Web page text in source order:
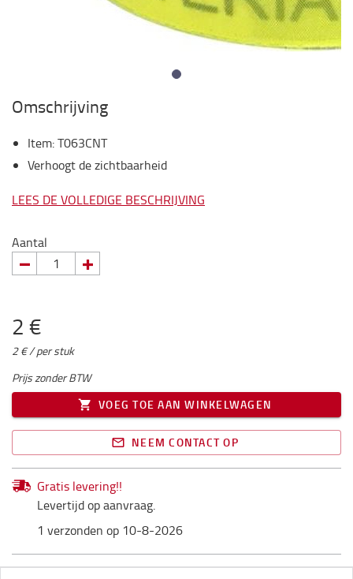
Omschrijving
Item:T063CNT
Verhoogt de zichtbaarheid
LEES DE VOLLEDIGE BESCHRIJVING
Aantal
2 €
2 € / per stuk
Prijs zonder BTW
VOEG TOE AAN WINKELWAGEN
NEEM CONTACT OP
Gratis levering!!
Levertijd op aanvraag.
1 verzonden op 10-8-2026